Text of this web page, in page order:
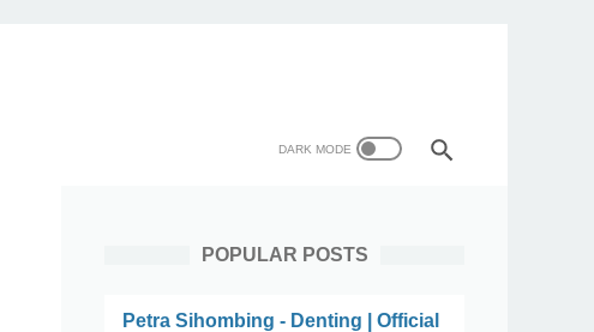
POPULAR POSTS
Petra Sihombing - Denting | Official